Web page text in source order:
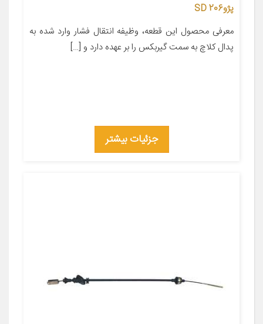
پژو206 SD
معرفی محصول این قطعه، وظیفه انتقال فشار وارد شده به
پدال کلاچ به سمت گیربکس را بر عهده دارد و […]
جزئیات بیشتر